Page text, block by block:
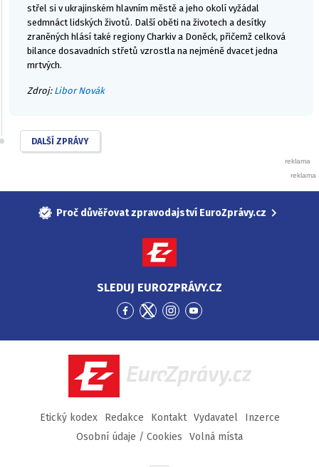
střel si v ukrajinském hlavním městě a jeho okolí vyžádal
sedmnáct lidských životů. Další oběti na životech a desítky
zraněných hlásí také regiony Charkiv a Doněck, přičemž celková
bilance dosavadních střetů vzrostla na nejméně dvacet jedna
mrtvých.
Zdroj: Libor Novák
DALŠÍ ZPRÁVY
Proč důvěřovat zpravodajství EuroZprávy.cz
SLEDUJ EUROZPRÁVY.CZ
Přejít
Facebook
Přejít
Twitter
Přejít
Instagram
Přejít
YouTube
EuroZprávy.cz
Etický kodex Redakce Kontakt Vydavatel
Inzerce
Osobní údaje / Cookies
Volná místa